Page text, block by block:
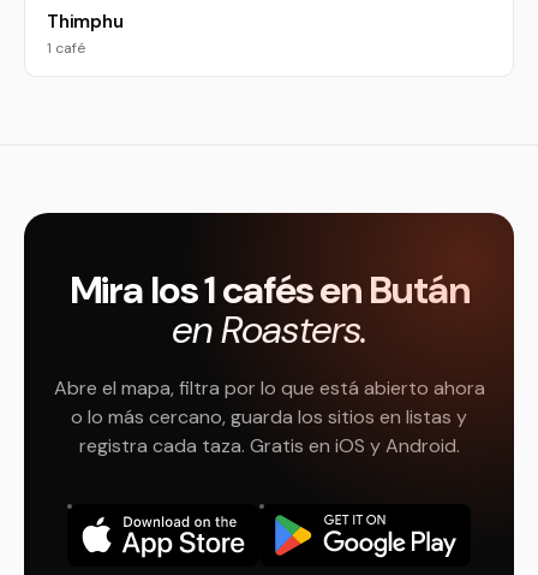
Thimphu
1 café
Mira los 1 cafés en Bután
en Roasters.
Abre el mapa, filtra por lo que está abierto ahora
o lo más cercano, guarda los sitios en listas y
registra cada taza. Gratis en iOS y Android.